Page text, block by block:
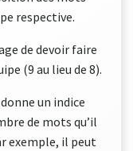
respective.
de devoir faire
(9 au lieu de 8).
un indice
de mots qu’il
exemple, il peut